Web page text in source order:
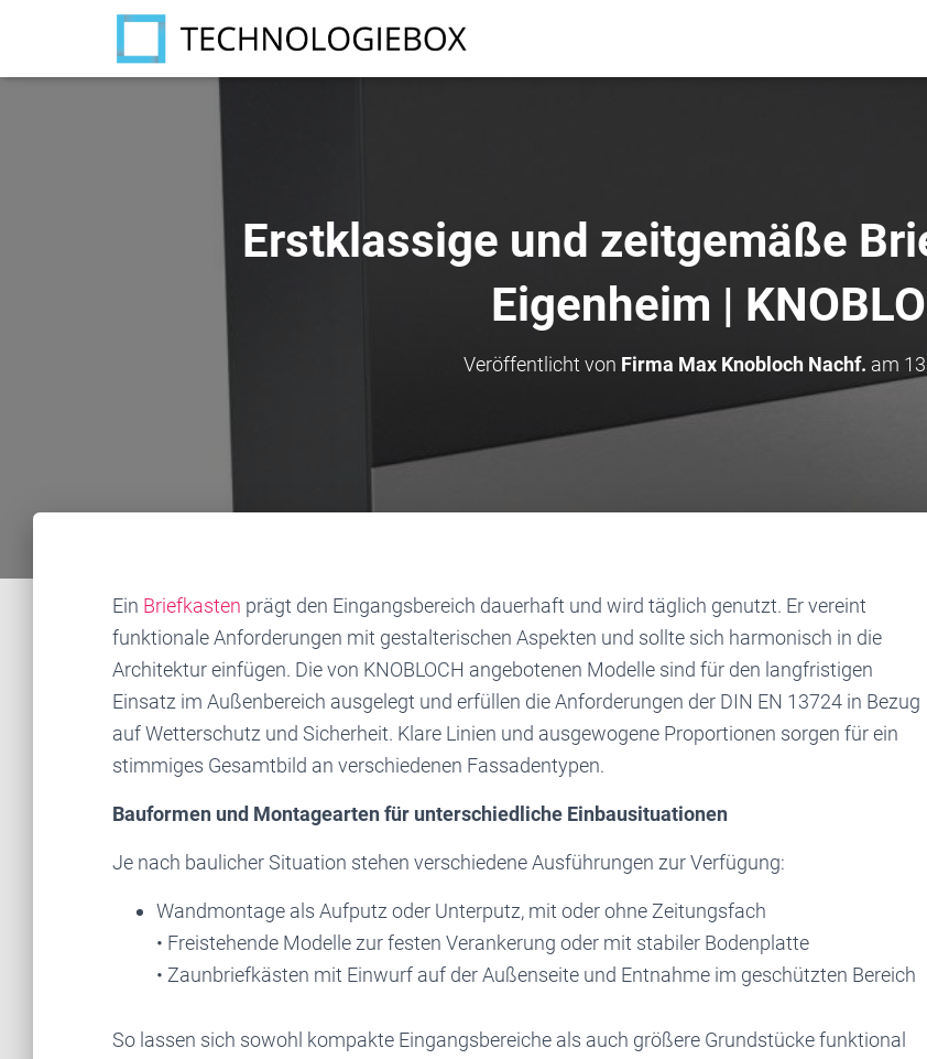
Erstklassige und zeitgemäße
Eigenheim |
Veröffentlicht von Firma Max Knobloch Nachf. am
Ein Briefkasten prägt den Eingangsbereich dauerhaft und wird täglich genutzt. Er vereint
funktionale Anforderungen mit gestalterischen Aspekten und sollte sich harmonisch in die
Architektur einfügen. Die von KNOBLOCH angebotenen Modelle sind für den langfristigen
Einsatz im Außenbereich ausgelegt und erfüllen die Anforderungen der DIN EN 13724 in Bezug
auf Wetterschutz und Sicherheit. Klare Linien und ausgewogene Proportionen sorgen für ein
stimmiges Gesamtbild an verschiedenen Fassadentypen.
Bauformen und Montagearten für unterschiedliche Einbausituationen
Je nach baulicher Situation stehen verschiedene Ausführungen zur Verfügung:
Wandmontage als Aufputz oder Unterputz, mit oder ohne Zeitungsfach
• Freistehende Modelle zur festen Verankerung oder mit stabiler Bodenplatte
• Zaunbriefkästen mit Einwurf auf der Außenseite und Entnahme im geschützten Bereich
So lassen sich sowohl kompakte Eingangsbereiche als auch größere Grundstücke funktional